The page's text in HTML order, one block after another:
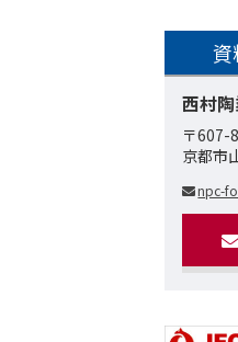
資
西村
〒607-
京都市
npc-